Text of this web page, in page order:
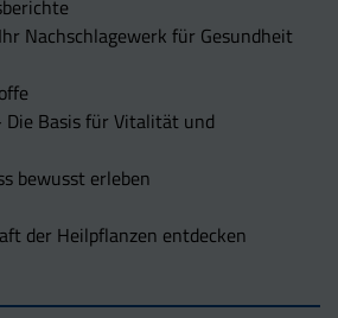
Nachschlagewerk für Gesundheit
Die Basis für Vitalität und
bewusst erleben
der Heilpflanzen entdecken